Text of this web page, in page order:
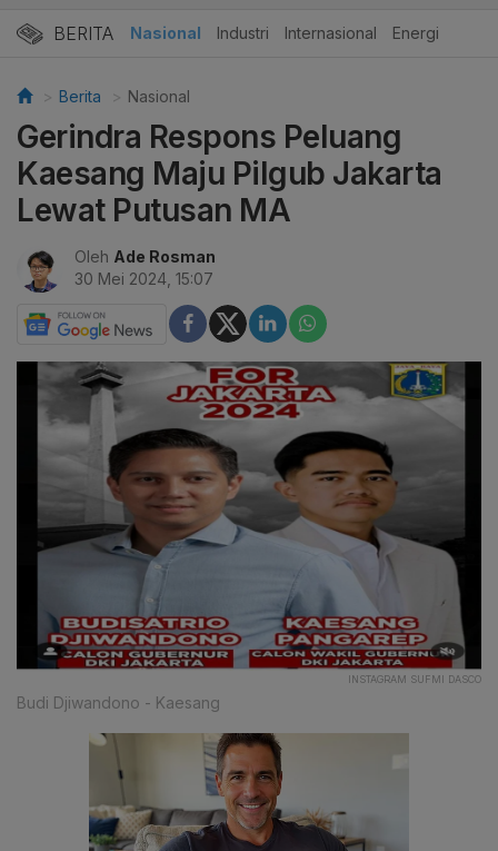
BERITA Nasional Industri Internasional Energi
Berita Nasional
Gerindra Respons Peluang
Kaesang Maju Pilgub Jakarta
Lewat Putusan MA
Oleh Ade Rosman
30 Mei 2024, 15:07
INSTAGRAM SUFMI DASCO
Budi Djiwandono - Kaesang